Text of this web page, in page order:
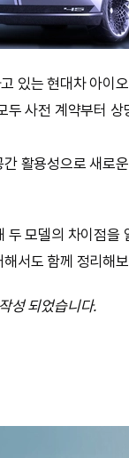
있는 현대차 아이
두 사전 계약부터 상
활용성으로 새로
두 모델의 차이점을
서도 함께 정리해
성 되었습니다.